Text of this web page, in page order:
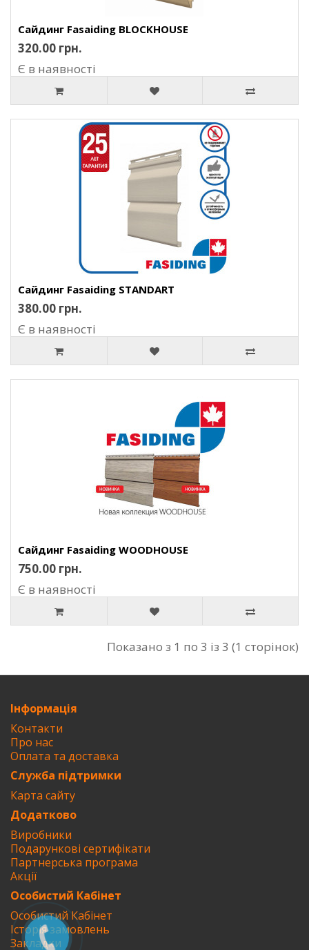
Сайдинг Fasaiding BLOCKHOUSE
320.00 грн.
Є в наявності
Сайдинг Fasaiding STANDART
380.00 грн.
Є в наявності
Сайдинг Fasaiding WOODHOUSE
750.00 грн.
Є в наявності
Показано з 1 по 3 із 3 (1 сторінок)
Інформація
Контакти
Про нас
Оплата та доставка
Служба підтримки
Карта сайту
Додатково
Виробники
Подарункові сертифікати
Партнерська програма
Акції
Особистий Кабінет
Особистий Кабінет
Історія замовлень
Закладки